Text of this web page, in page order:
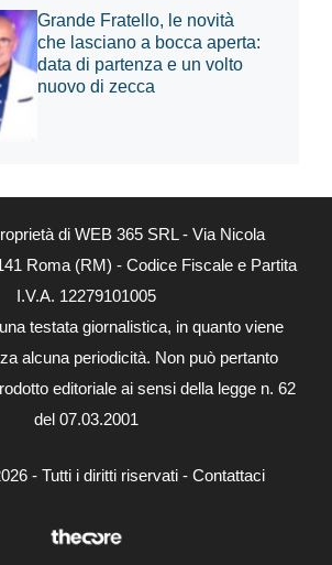
Grande Fratello, le novità
che lasciano a bocca aperta:
data di partenza e un volto
nuovo di zecca
di WEB 365 SRL - Via Nicola
Roma (RM) - Codice Fiscale e Partita
I.V.A. 12279101005
testata giornalistica, in quanto viene
alcuna periodicità. Non può pertanto
editoriale ai sensi della legge n. 62
del 07.03.2001
- Tutti i diritti riservati - Contattaci